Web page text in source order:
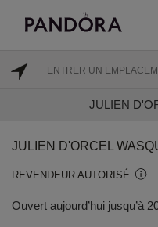
JULIEN
JULIEN D'ORCEL
REVENDEUR AUTORISÉ
Ouvert aujourd’hui jusqu’à